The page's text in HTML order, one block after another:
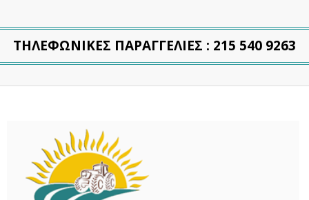
ΤΗΛΕΦΩΝΙΚΕΣ ΠΑΡΑΓΓΕΛΙΕΣ : 215 540 9263